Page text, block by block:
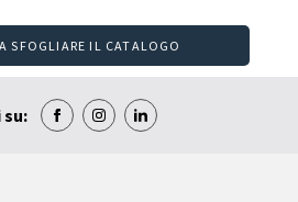
SFOGLIARE IL CATALOGO
su: